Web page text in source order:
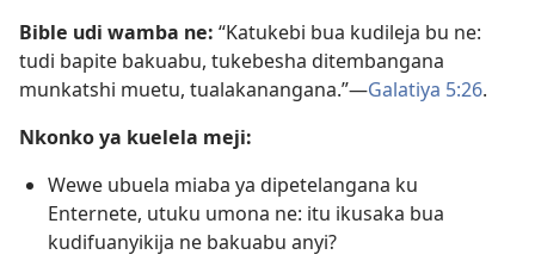
Bible udi wamba ne: “Katukebi bua kudileja bu ne:
tudi bapite bakuabu, tukebesha ditembangana
munkatshi muetu, tualakanangana.”​—Galatiya 5:26.
Nkonko ya kuelela meji:
Wewe ubuela miaba ya dipetelangana ku
Enternete, utuku umona ne: itu ikusaka bua
kudifuanyikija ne bakuabu anyi?